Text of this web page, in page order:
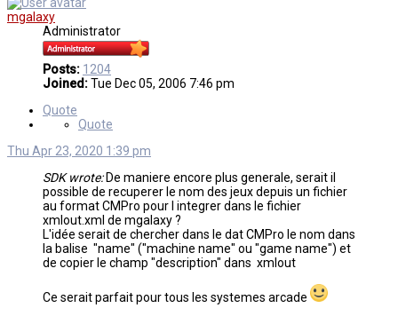
mgalaxy
Administrator
Posts: 1204
Joined:Tue Dec 05, 2006 7:46 pm
Quote
Quote
Thu Apr 23, 2020 1:39 pm
SDK wrote:De maniere encore plus generale, serait il
possible de recuperer le nom des jeux depuis un fichier
au format CMPro pour l integrer dans le fichier
xmlout.xml de mgalaxy ?
L'idée serait de chercher dans le dat CMPro le nom dans
la balise "name" ("machine name" ou "game name") et
de copier le champ "description" dans xmlout
Ce serait parfait pour tous les systemes arcade